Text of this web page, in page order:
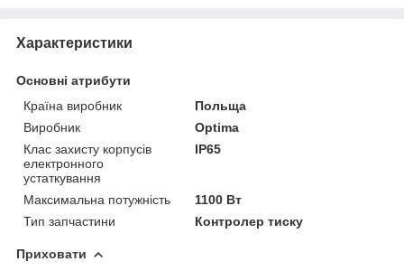
Характеристики
Основні атрибути
Країна виробник
Польща
Виробник
Optima
Клас захисту корпусів
електронного
устаткування
IP65
Максимальна потужність
1100 Вт
Тип запчастини
Контролер тиску
Приховати